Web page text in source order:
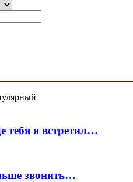
тебя я встретил…
звонить…